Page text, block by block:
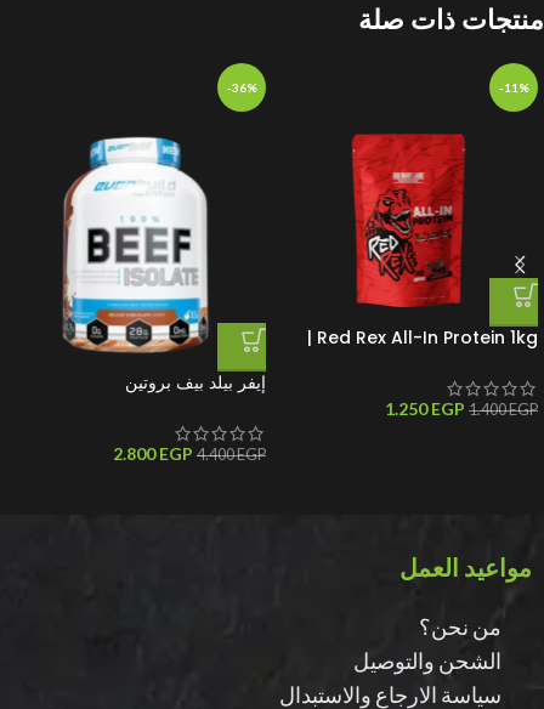
منتجات ذات صلة
-11%
Red Rex All-In Protein 1kg |
1.400EGP
1.250EGP
-36%
إيفر بيلد بيف بروتين
4.400EGP
2.800EGP
مواعيد العمل
من نحن؟
الشحن والتوصيل
سياسة الارجاع والاستبدال